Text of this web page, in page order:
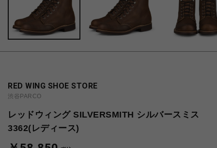
RED WING SHOE STORE
渋谷PARCO
レッドウィング SILVERSMITH シルバースミス
3362(レディース)